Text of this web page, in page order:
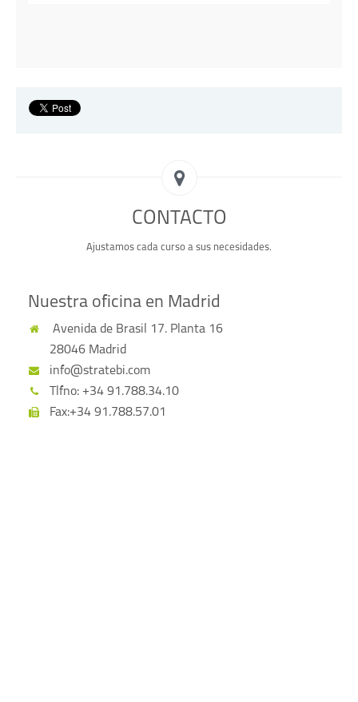
CONTACTO
Ajustamos cada curso a sus necesidades.
Nuestra oficina en Madrid
Avenida de Brasil 17. Planta 16
28046 Madrid
info@stratebi.com
Tlfno: +34 91.788.34.10
Fax:+34 91.788.57.01